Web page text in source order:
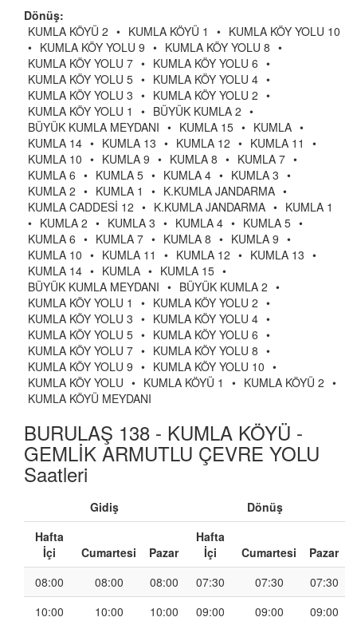
Dönüş:
KUMLA KÖYÜ 2 • KUMLA KÖYÜ 1 • KUMLA KÖY YOLU 10
• KUMLA KÖY YOLU 9 • KUMLA KÖY YOLU 8 •
KUMLA KÖY YOLU 7 • KUMLA KÖY YOLU 6 •
KUMLA KÖY YOLU 5 • KUMLA KÖY YOLU 4 •
KUMLA KÖY YOLU 3 • KUMLA KÖY YOLU 2 •
KUMLA KÖY YOLU 1
• BÜYÜK KUMLA 2 •
BÜYÜK KUMLA MEYDANI • KUMLA 15 • KUMLA •
KUMLA 14 • KUMLA 13 • KUMLA 12 • KUMLA 11
•
KUMLA 10 • KUMLA 9 • KUMLA 8 • KUMLA 7 •
KUMLA 6 • KUMLA 5 • KUMLA 4 • KUMLA 3 •
KUMLA 2 • KUMLA 1 • K.KUMLA JANDARMA •
KUMLA CADDESİ 12 • K.KUMLA JANDARMA • KUMLA 1
• KUMLA 2 • KUMLA 3 • KUMLA 4 • KUMLA 5 •
KUMLA 6 • KUMLA 7 • KUMLA 8 • KUMLA 9 •
KUMLA 10 • KUMLA 11 • KUMLA 12 • KUMLA 13 •
KUMLA 14 • KUMLA • KUMLA 15 •
BÜYÜK KUMLA MEYDANI • BÜYÜK KUMLA 2 •
KUMLA KÖY YOLU 1
• KUMLA KÖY YOLU 2 •
KUMLA KÖY YOLU 3 • KUMLA KÖY YOLU 4 •
KUMLA KÖY YOLU 5 • KUMLA KÖY YOLU 6 •
KUMLA KÖY YOLU 7 • KUMLA KÖY YOLU 8 •
KUMLA KÖY YOLU 9 • KUMLA KÖY YOLU 10 •
KUMLA KÖY YOLU • KUMLA KÖYÜ 1 • KUMLA KÖYÜ 2 •
KUMLA KÖYÜ MEYDANI
BURULAŞ 138 - KUMLA KÖYÜ -
GEMLİK ARMUTLU ÇEVRE YOLU
Saatleri
Gidiş
Dönüş
Hafta
İçi
Cumartesi Pazar
Hafta
İçi
Cumartesi
Pazar
08:00
08:00 08:00 07:30 07:30
07:30
10:00
10:00 10:00 09:00 09:00
09:00